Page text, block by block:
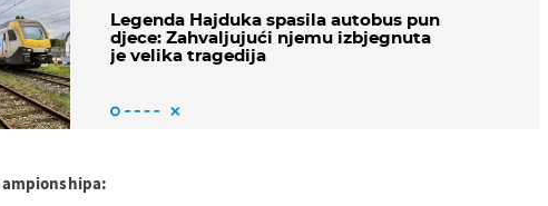
Legenda Hajduka spasila autobus pun
djece: Zahvaljujući njemu izbjegnuta
je velika tragedija